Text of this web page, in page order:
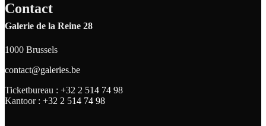
Contact
Galerie de la Reine 28
1000 Brussels
contact@galeries.be
Ticketbureau : +32 2 514 74 98
Kantoor : +32 2 514 74 98